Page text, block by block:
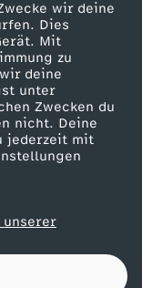
wir deine
Dies
Mit
zu
deine
unter
Zwecken du
nicht. Deine
jederzeit mit